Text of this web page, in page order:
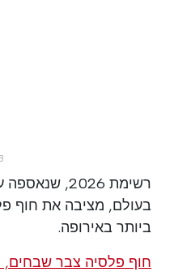
בעולם, מציבה את חוף
ביותר באירופה.
חוף פלסיה צבר שבחים,